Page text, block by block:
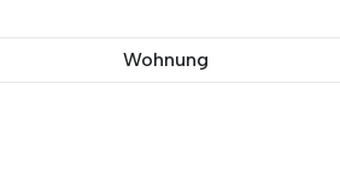
Wohnung